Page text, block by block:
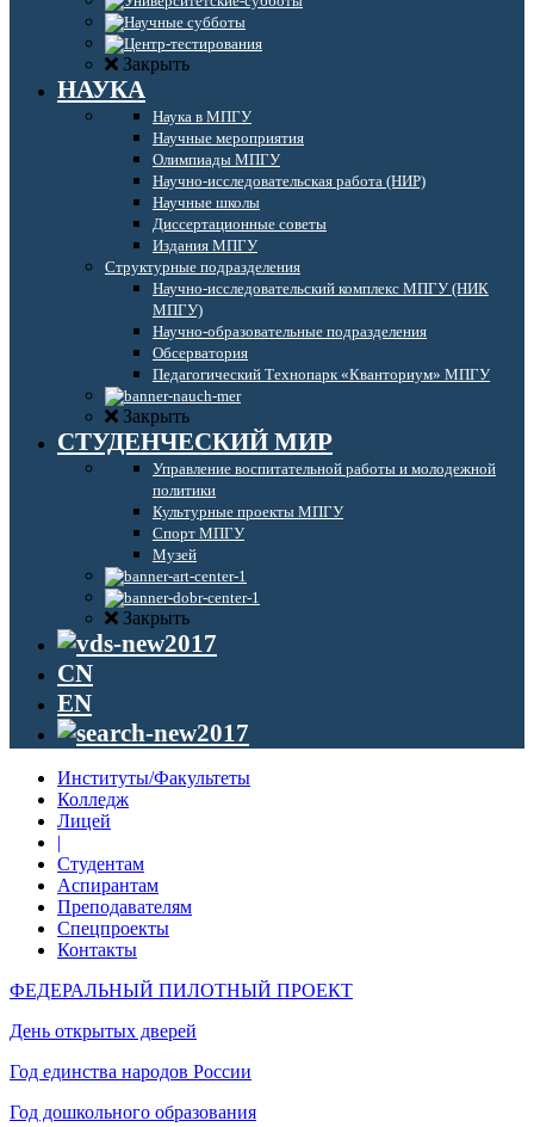
Закрыть
НАУКА
Наука в МПГУ
Научные мероприятия
Олимпиады МПГУ
Научно-исследовательская работа (НИР)
Научные школы
Диссертационные советы
Издания МПГУ
Структурные подразделения
Научно-исследовательский комплекс МПГУ (НИК
МПГУ)
Научно-образовательные подразделения
Обсерватория
Педагогический Технопарк «Кванториум» МПГУ
Закрыть
СТУДЕНЧЕСКИЙ МИР
Управление воспитательной работы и молодежной
политики
Культурные проекты МПГУ
Спорт МПГУ
Музей
Закрыть
CN
EN
Институты/Факультеты
Колледж
Лицей
|
Студентам
Аспирантам
Преподавателям
Спецпроекты
Контакты
ФЕДЕРАЛЬНЫЙ ПИЛОТНЫЙ ПРОЕКТ
День открытых дверей
Год единства народов России
Год дошкольного образования